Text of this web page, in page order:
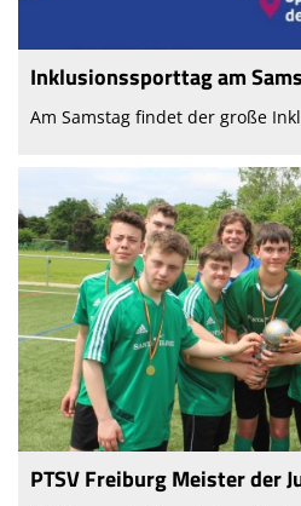
Inklusionssporttag am
Am Samstag findet der große
PTSV Freiburg Meister der